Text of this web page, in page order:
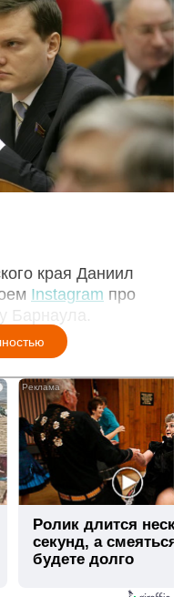
края Даниил
Instagram про
Барнаула.
Ролик длится
секунд, а
будете долго